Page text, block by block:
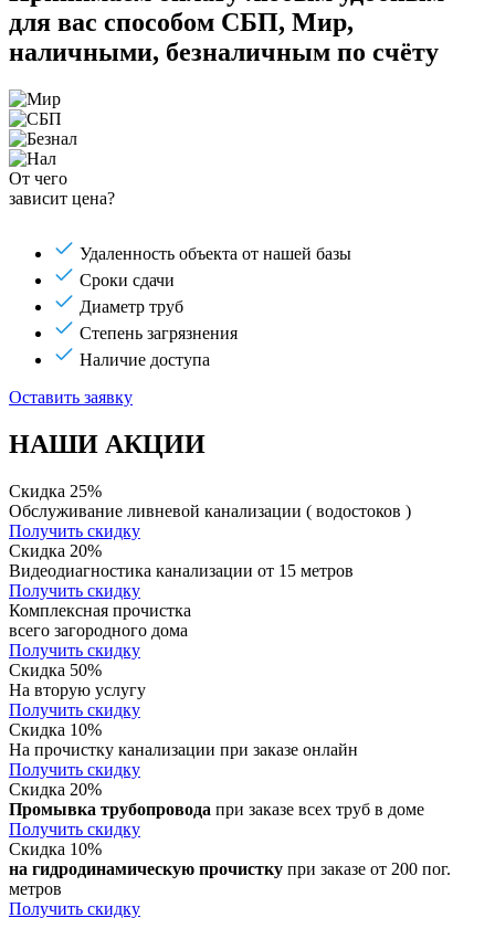
для вас способом СБП, Мир,
наличными, безналичным по счёту
От чего
зависит цена?
Удаленность объекта от нашей базы
Сроки сдачи
Диаметр труб
Степень загрязнения
Наличие доступа
Оставить заявку
НАШИ АКЦИИ
Скидка 25%
Обслуживание ливневой канализации ( водостоков )
Получить скидку
Скидка 20%
Видеодиагностика канализации от 15 метров
Получить скидку
Комплексная прочистка
всего загородного дома
Получить скидку
Скидка 50%
На вторую услугу
Получить скидку
Скидка 10%
На прочистку канализации при заказе онлайн
Получить скидку
Скидка 20%
Промывка трубопровода при заказе всех труб в доме
Получить скидку
Скидка 10%
на гидродинамическую прочистку при заказе от 200 пог.
метров
Получить скидку